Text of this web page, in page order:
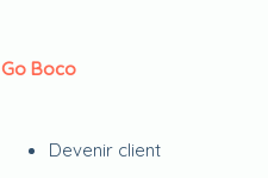
Go Boco
Devenir client